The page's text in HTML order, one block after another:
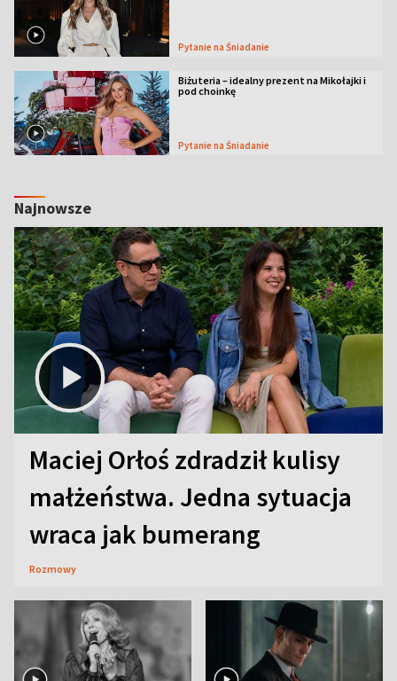
Pytanie na Śniadanie
Biżuteria – idealny prezent na Mikołajki i
pod choinkę
Pytanie na Śniadanie
Najnowsze
Maciej Orłoś zdradził kulisy
małżeństwa. Jedna sytuacja
wraca jak bumerang
Rozmowy